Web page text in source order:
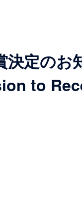
決定のお
to